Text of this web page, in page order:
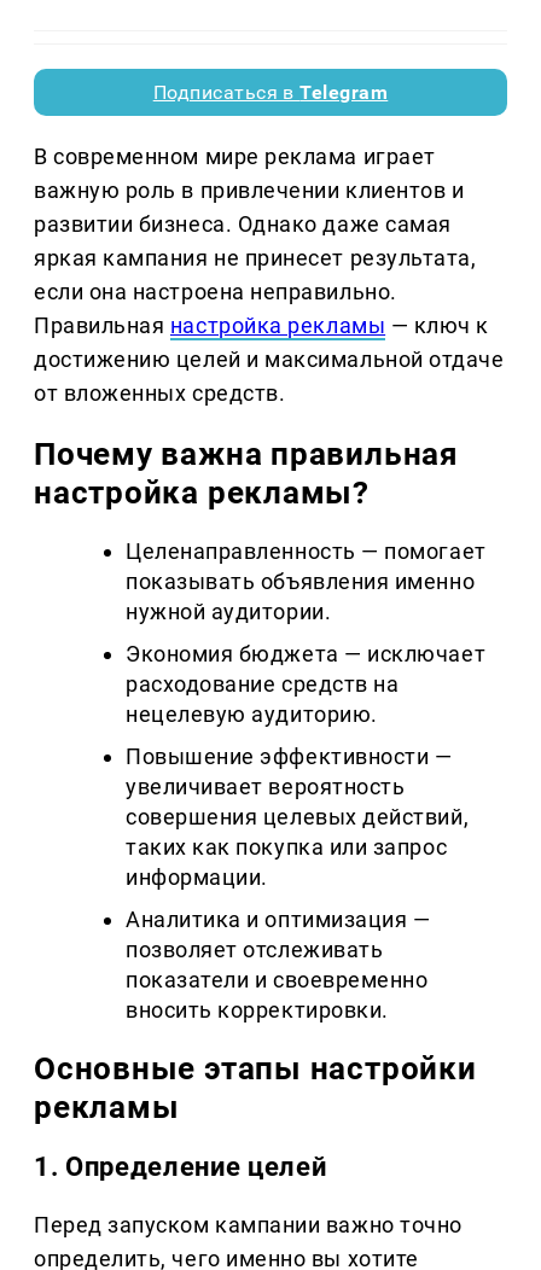
Подписаться вTelegram
В современном мире реклама играет
важную роль в привлечении клиентов и
развитии бизнеса. Однако даже самая
яркая кампания не принесет результата,
если она настроена неправильно.
Правильная настройка рекламы — ключ к
достижению целей и максимальной отдаче
от вложенных средств.
Почему важна правильная
настройка рекламы?
Целенаправленность — помогает
показывать объявления именно
нужной аудитории.
Экономия бюджета — исключает
расходование средств на
нецелевую аудиторию.
Повышение эффективности —
увеличивает вероятность
совершения целевых действий,
таких как покупка или запрос
информации.
Аналитика и оптимизация —
позволяет отслеживать
показатели и своевременно
вносить корректировки.
Основные этапы настройки
рекламы
1. Определение целей
Перед запуском кампании важно точно
определить, чего именно вы хотите